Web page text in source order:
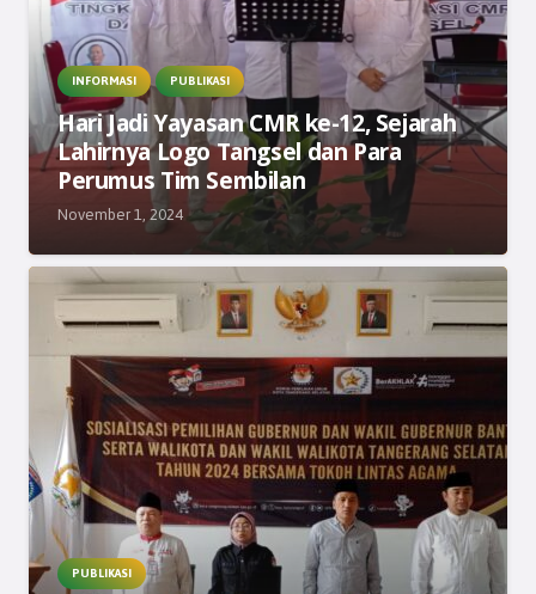
INFORMASI PUBLIKASI
Hari Jadi Yayasan CMR ke-12, Sejarah
Lahirnya Logo Tangsel dan Para
Perumus Tim Sembilan
November 1, 2024
PUBLIKASI